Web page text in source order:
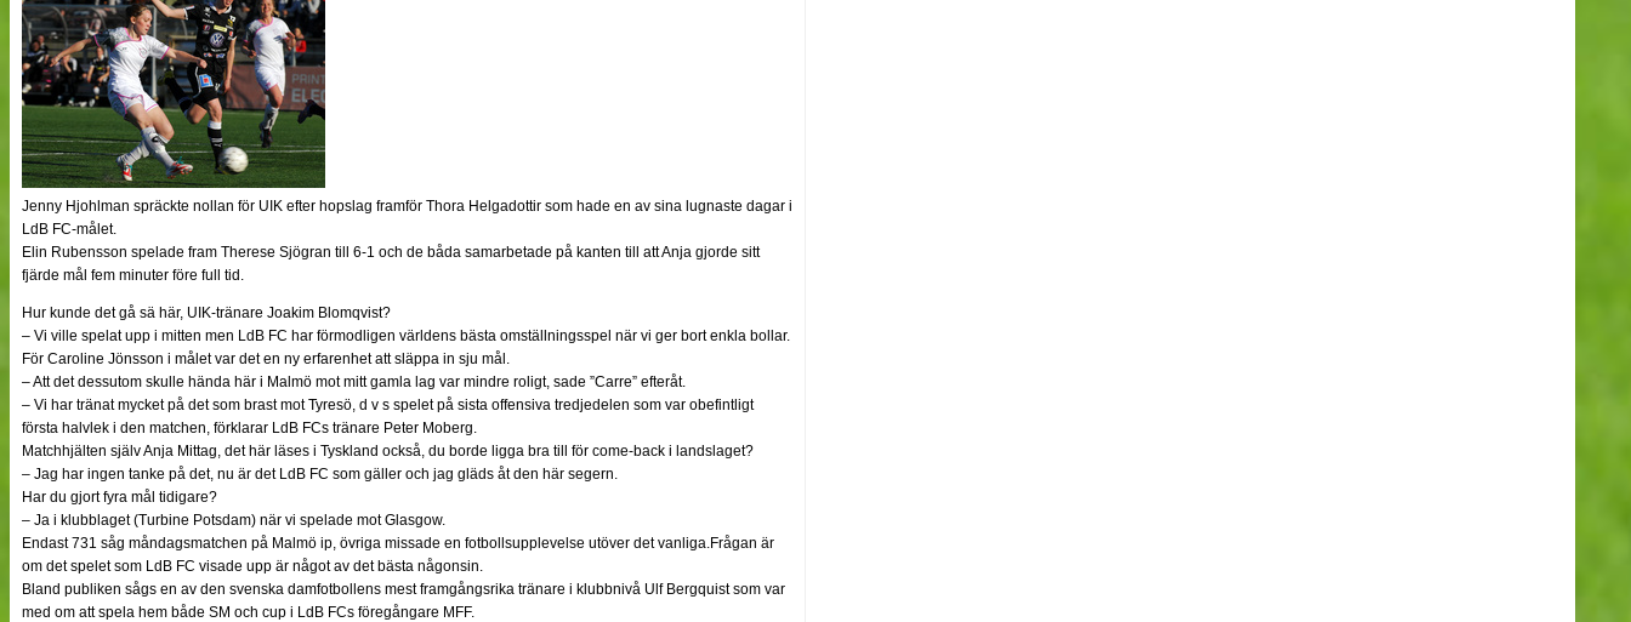
Jenny Hjohlman spräckte nollan för UIK efter hopslag framför Thora Helgadottir som hade en av sina lugnaste dagar i
LdB FC-målet.
Elin Rubensson spelade fram Therese Sjögran till 6-1 och de båda samarbetade på kanten till att Anja gjorde sitt
fjärde mål fem minuter före full tid.
Hur kunde det gå sä här, UIK-tränare Joakim Blomqvist?
– Vi ville spelat upp i mitten men LdB FC har förmodligen världens bästa omställningsspel när vi ger bort enkla bollar.
För Caroline Jönsson i målet var det en ny erfarenhet att släppa in sju mål.
– Att det dessutom skulle hända här i Malmö mot mitt gamla lag var mindre roligt, sade ”Carre” efteråt.
– Vi har tränat mycket på det som brast mot Tyresö, d v s spelet på sista offensiva tredjedelen som var obefintligt
första halvlek i den matchen, förklarar LdB FCs tränare Peter Moberg.
Matchhjälten själv Anja Mittag, det här läses i Tyskland också, du borde ligga bra till för come-back i landslaget?
– Jag har ingen tanke på det, nu är det LdB FC som gäller och jag gläds åt den här segern.
Har du gjort fyra mål tidigare?
– Ja i klubblaget (Turbine Potsdam) när vi spelade mot Glasgow.
Endast 731 såg måndagsmatchen på Malmö ip, övriga missade en fotbollsupplevelse utöver det vanliga.Frågan är
om det spelet som LdB FC visade upp är något av det bästa någonsin.
Bland publiken sågs en av den svenska damfotbollens mest framgångsrika tränare i klubbnivå Ulf Bergquist som var
med om att spela hem både SM och cup i LdB FCs föregångare MFF.